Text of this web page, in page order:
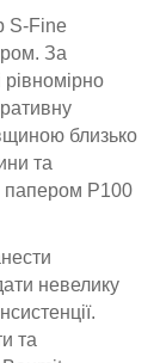
S-Fine
За
близько
та
папером P100
невелику
та